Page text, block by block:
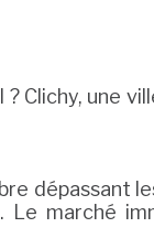
Clichy, une
dépassant
Le marché